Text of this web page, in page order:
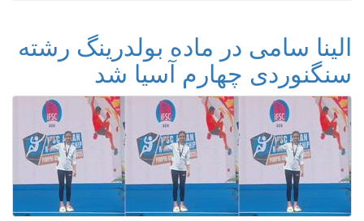
الینا سامی در ماده بولدرینگ رشته
سنگنوردی چهارم آسیا شد